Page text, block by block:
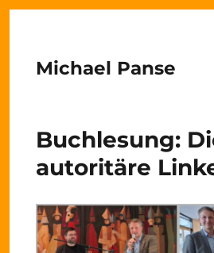
Michael Panse
Buchlesung:
autoritäre